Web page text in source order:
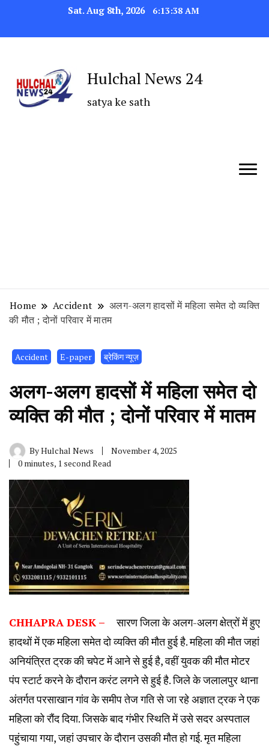
Sat. Aug 8th, 2026 6:13:39 AM
Hulchal News 24
satya ke sath
Home Accident
अलग-अलग हादसों में महिला समेत दो व्यक्ति
की मौत ; दोनों परिवार में मातम
Accident E-paper ब्रेकिंग न्यूज़
अलग-अलग हादसों में महिला समेत दो
व्यक्ति की मौत ; दोनों परिवार में मातम
ByHulchal News
November 4, 2025
0 minutes, 1 second Read
CHHAPRA DESK –सारण जिला के अलग-अलग क्षेत्रों में हुए
हादथों में एक महिला समेत दो व्यक्ति की मौत हुई है. महिला की मौत जहां
अनियंत्रित ट्रक की चपेट में आने से हुई है, वहीं युवक की मौत मोटर
पंप स्टार्ट करने के दौरान करंट लगने से हुई है. जिले के जलालपुर थाना
अंतर्गत परसाखान गांव के समीप तेज गति से जा रहे अज्ञात ट्रक ने एक
महिला को रौंद दिया. जिसके बाद गंभीर स्थिति में उसे सदर अस्पताल
पहुंचाया गया, जहां उपचार के दौरान उसकी मौत हो गई. मृत महिला